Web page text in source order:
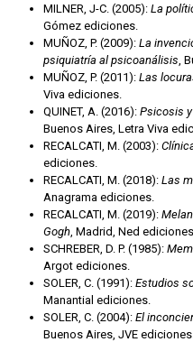
MILNER, J-C. (2005): La
Gómez ediciones.
MUÑOZ, P. (2009):La
psiquiatría al psicoanálisis ,
MUÑOZ, P. (2011):Las
Viva ediciones.
QUINET, A. (2016):Psicosis
Buenos Aires, Letra Viva
RECALCATI, M. (2003):
ediciones.
RECALCATI, M. (2018):Las
Anagrama ediciones.
RECALCATI, M. (2019):
Gogh , Madrid, Ned ediciones.
SCHREBER, D. P. (1985):
Argot ediciones.
SOLER, C. (1991):Estudios
Manantial ediciones.
SOLER, C. (2004):El
Buenos Aires, JVE ediciones.